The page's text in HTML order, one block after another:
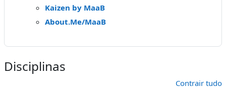
Kaizen by MaaB
About.Me/MaaB
Disciplinas
Contrair tudo